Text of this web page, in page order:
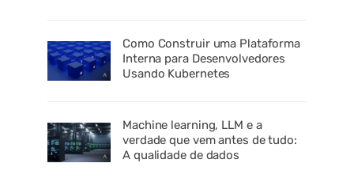
Como Construir uma Plataforma
Interna para Desenvolvedores
Usando Kubernetes
Machine learning, LLM e a
verdade que vem antes de tudo:
A qualidade de dados